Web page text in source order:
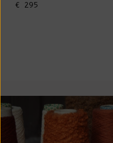
€ 295